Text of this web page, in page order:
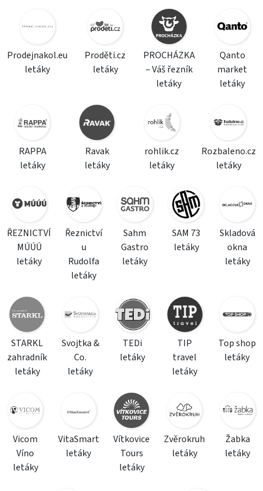
Prodejnakol.eu
letáky
Proděti.cz
letáky
PROCHÁZKA
– Váš řezník
letáky
Qanto
market
letáky
RAPPA
letáky
Ravak
letáky
rohlik.cz
letáky
Rozbaleno.cz
letáky
ŘEZNICTVÍ
MÚÚÚ
letáky
Řeznictví
u
Rudolfa
letáky
Sahm
Gastro
letáky
SAM 73
letáky
Skladová
okna
letáky
STARKL
zahradník
letáky
Svojtka &
Co.
letáky
TEDi
letáky
TIP
travel
letáky
Top shop
letáky
Vicom
Víno
letáky
VitaSmart
letáky
Vítkovice
Tours
letáky
Zvěrokruh
letáky
Žabka
letáky